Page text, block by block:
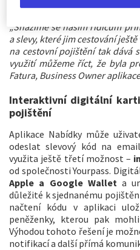
„Snažíme se našim řidičům
a slevy, které jim cestování
na cestovní pojištění tak dává
využití můžeme říct, že byla
Fatura, Business Owner
Interaktivní digitální
pojištění
Aplikace Nabídky může
odeslat slevový kód na
využita ještě třetí možnost –
od společnosti Yourpass.
Apple a Google Wallet a
důležité k sjednanému
načtení kódu v aplikaci
peněženky, kterou pak
Výhodou tohoto řešení je
notifikací a další přímá